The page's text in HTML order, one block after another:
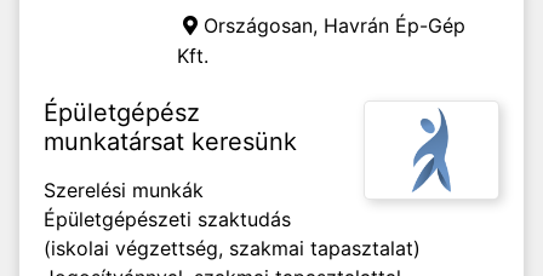
Országosan, Havrán Ép-Gép
Kft.
Épületgépész
munkatársat keresünk
Szerelési munkák
Épületgépészeti szaktudás
(iskolai végzettség, szakmai tapasztalat)